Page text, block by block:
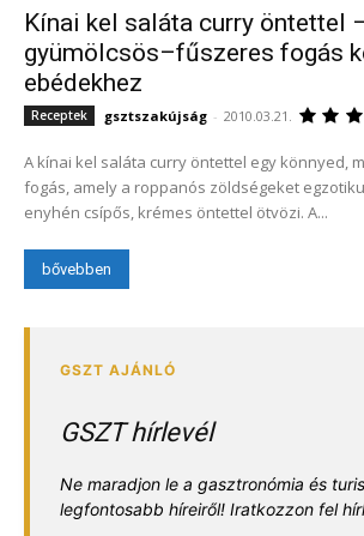
Kínai kel saláta curry öntettel
gyümölcsös–fűszeres fogás
ebédekhez
Receptek gsztszakújság - 2010.03.21.
A kínai kel saláta curry öntettel egy könnyed,
fogás, amely a roppanós zöldségeket
enyhén csípős, krémes öntettel ötvözi. A...
bővebben
GSZT hírlevél
Ne maradjon le a gasztronómia és
legfontosabb híreiről! Iratkozzon fel